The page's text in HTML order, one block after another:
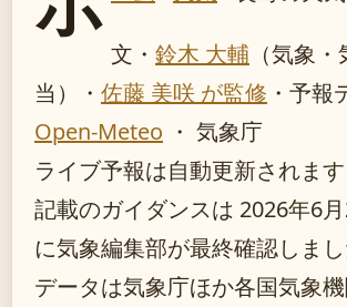
文・ 鈴木 大輔 （気象
当）
・ 佐藤 美咲 が監修 ・ 予報
Open-Meteo ・ 気象庁
ライブ予報は自動更新されます
記載のガイダンスは 2026年6
に気象編集部が最終確認しまし
データは気象庁ほか各国気象